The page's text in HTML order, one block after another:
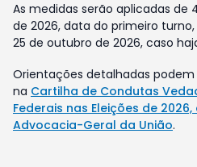
As medidas serão aplicadas de
de 2026, data do primeiro
25 de outubro de 2026, caso
Orientações detalhadas
na Cartilha de Condutas
Federais nas Eleições de
Advocacia-Geral da União.